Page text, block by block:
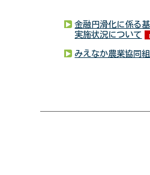
金融円滑化に係る
実施状況について
みえなか農業協同